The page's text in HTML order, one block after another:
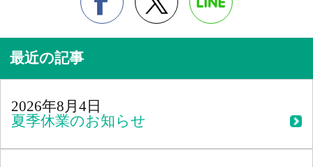
最近の記事
2026年8月4日
夏季休業のお知らせ